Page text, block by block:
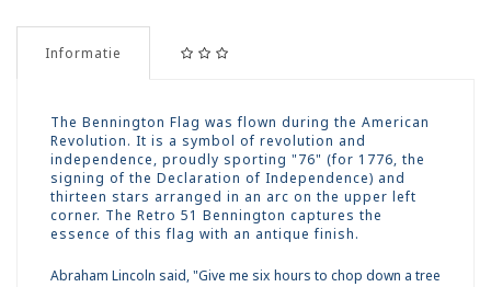
Informatie
The Bennington Flag was flown during the American
Revolution. It is a symbol of revolution and
independence, proudly sporting "76" (for 1776, the
signing of the Declaration of Independence) and
thirteen stars arranged in an arc on the upper left
corner. The Retro 51 Bennington captures the
essence of this flag with an antique finish.
Abraham Lincoln said, "Give me six hours to chop down a tree